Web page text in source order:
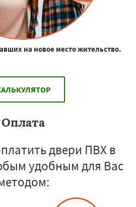
на новое место жительство.
Оплата
двери ПВХ в
удобным для Вас